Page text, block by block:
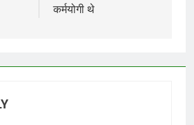
कर्मयोगी थे